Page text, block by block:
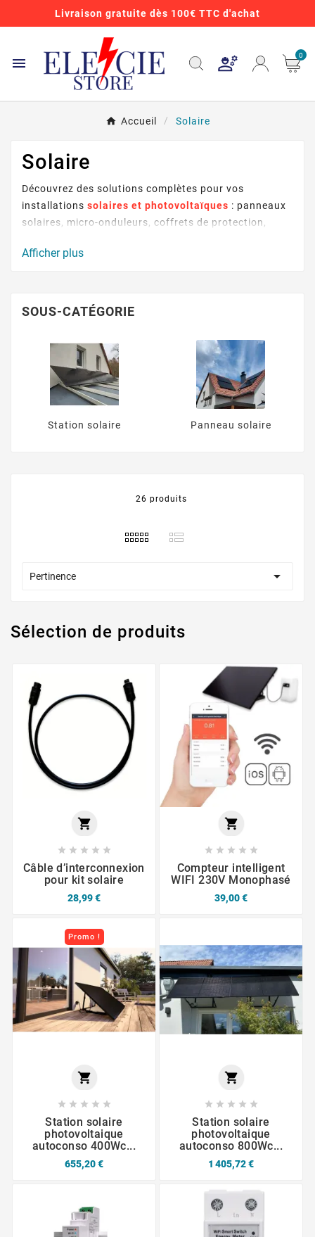
Livraison gratuite dès 100€ TTC d'achat
 0
Accueil Solaire
Solaire
Découvrez des solutions complètes pour vos
installations solaires et photovoltaïques : panneaux
solaires, micro-onduleurs, coffrets de protection,
permettent de produire une énergie propre, durable et
Faciles à installer et testés pour résister aux
performance, rendement et sécurité de votre
installation solaire sur le long terme.
Afficher plus
SOUS-CATÉGORIE
Station solaire Panneau solaire
26 produits
Pertinence 
Sélection de produits

    
Câble d’interconnexion
pour kit solaire
28,99 €

    
Compteur intelligent
WIFI 230V Monophasé
39,00 €
Promo !

    
Station solaire
photovoltaique
autoconso 400Wc...
655,20 €

    
Station solaire
photovoltaique
autoconso 800Wc...
1 405,72 €